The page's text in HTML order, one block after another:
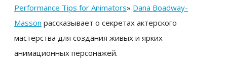
Performance Tips for Animators» Dana Boadway-
Masson рассказывает о секретах актерского
мастерства для создания живых и ярких
анимационных персонажей.